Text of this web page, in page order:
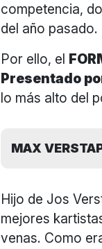
competencia,
del año pasado.
Por ello, el
Presentado
lo más alto del
MAX
Hijo de Jos
mejores
venas. Como